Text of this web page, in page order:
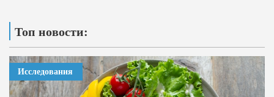
Топ новости:
Исследования